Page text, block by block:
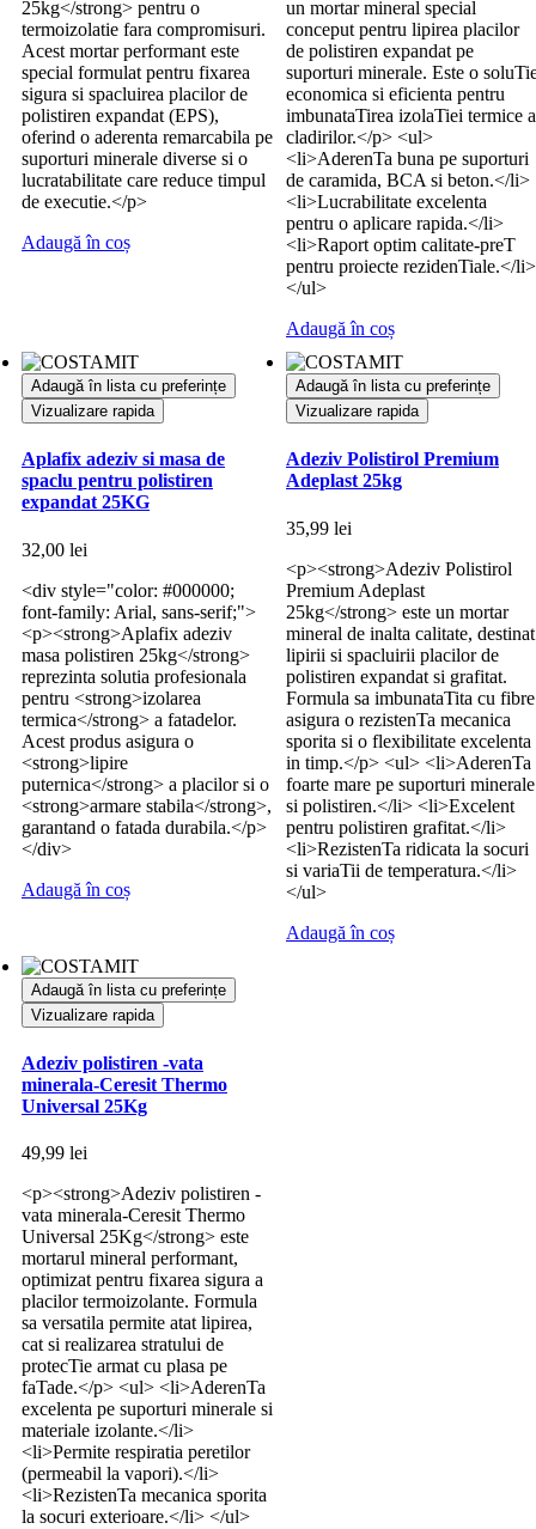
25kg</strong> pentru o
termoizolatie fara compromisuri.
Acest mortar performant este
special formulat pentru fixarea
sigura si spacluirea placilor de
polistiren expandat (EPS),
oferind o aderenta remarcabila pe
suporturi minerale diverse si o
lucratabilitate care reduce timpul
de executie.</p>
Adaugă în coș
un mortar mineral special
conceput pentru lipirea placilor
de polistiren expandat pe
suporturi minerale. Este o
economica si eficienta pentru
imbunataTirea izolaTiei termice a
cladirilor.</p> <ul>
<li>AderenTa buna pe suporturi
de caramida, BCA si beton.</li>
<li>Lucrabilitate excelenta
pentru o aplicare rapida.</li>
<li>Raport optim calitate-preT
pentru proiecte rezidenTiale.</li>
</ul>
Adaugă în coș
Adaugă în lista cu preferințe
Vizualizare rapida
Aplafix adeziv si masa de
spaclu pentru polistiren
expandat 25KG
32,00 lei
<div style="color: #000000;
font-family: Arial, sans-serif;">
<p><strong>Aplafix adeziv
masa polistiren 25kg</strong>
reprezinta solutia profesionala
pentru <strong>izolarea
termica</strong> a fatadelor.
Acest produs asigura o
<strong>lipire
puternica</strong> a placilor si o
<strong>armare stabila</strong>,
garantand o fatada durabila.</p>
</div>
Adaugă în coș
Adaugă în lista cu preferințe
Vizualizare rapida
Adeziv Polistirol Premium
Adeplast 25kg
35,99 lei
<p><strong>Adeziv Polistirol
Premium Adeplast
25kg</strong> este un mortar
mineral de inalta calitate, destinat
lipirii si spacluirii placilor de
polistiren expandat si grafitat.
Formula sa imbunataTita cu fibre
asigura o rezistenTa mecanica
sporita si o flexibilitate excelenta
in timp.</p> <ul> <li>AderenTa
foarte mare pe suporturi minerale
si polistiren.</li> <li>Excelent
pentru polistiren grafitat.</li>
<li>RezistenTa ridicata la socuri
si variaTii de temperatura.</li>
</ul>
Adaugă în coș
Adaugă în lista cu preferințe
Vizualizare rapida
Adeziv polistiren -vata
minerala-Ceresit Thermo
Universal 25Kg
49,99 lei
<p><strong>Adeziv polistiren -
vata minerala-Ceresit Thermo
Universal 25Kg</strong> este
mortarul mineral performant,
optimizat pentru fixarea sigura a
placilor termoizolante. Formula
sa versatila permite atat lipirea,
cat si realizarea stratului de
protecTie armat cu plasa pe
faTade.</p> <ul> <li>AderenTa
excelenta pe suporturi minerale si
materiale izolante.</li>
<li>Permite respiratia peretilor
(permeabil la vapori).</li>
<li>RezistenTa mecanica sporita
la socuri exterioare.</li> </ul>